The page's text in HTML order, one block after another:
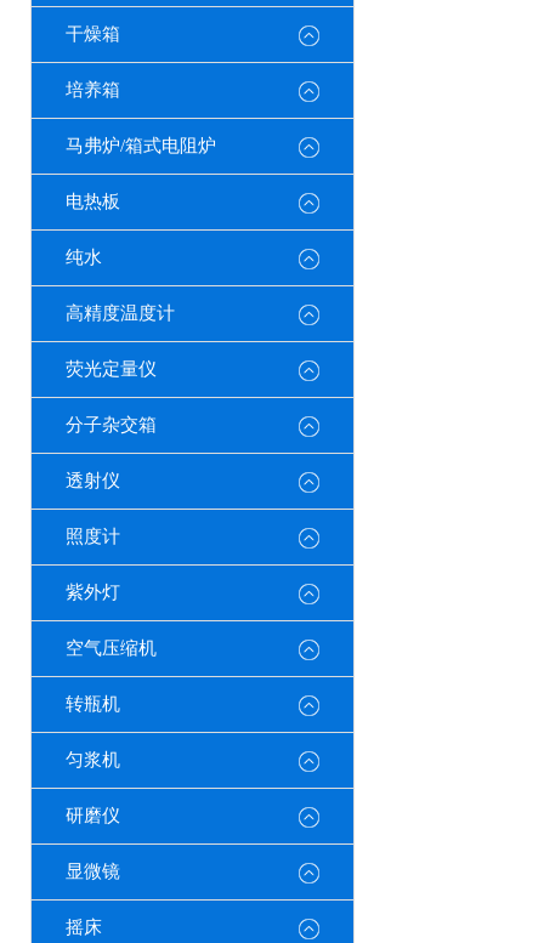
干燥箱
培养箱
马弗炉/箱式电阻炉
电热板
纯水
高精度温度计
荧光定量仪
分子杂交箱
透射仪
照度计
紫外灯
空气压缩机
转瓶机
匀浆机
研磨仪
显微镜
摇床